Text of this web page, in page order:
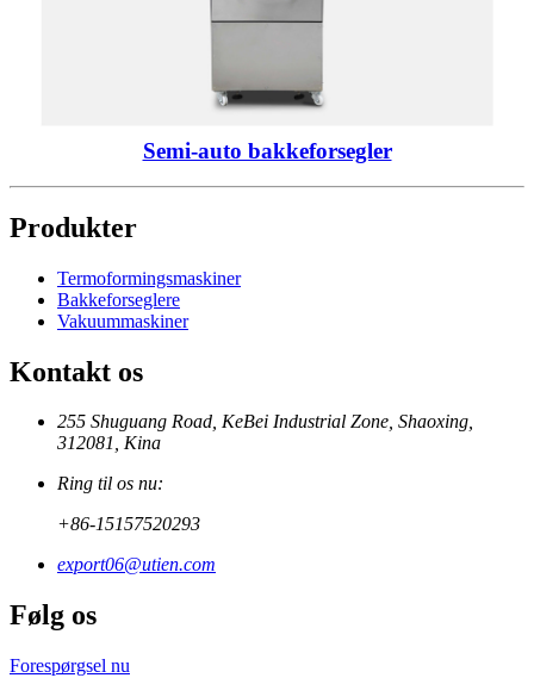
Semi-auto bakkeforsegler
Produkter
Termoformingsmaskiner
Bakkeforseglere
Vakuummaskiner
Kontakt os
255 Shuguang Road, KeBei Industrial Zone, Shaoxing,
312081, Kina
Ring til os nu:
+86-15157520293
export06@utien.com
Følg os
Forespørgsel nu